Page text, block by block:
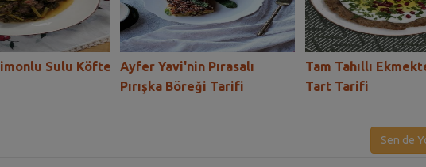
Sulu Köfte
Ayfer Yavi'nin Pırasalı
Pırışka Böreği Tarifi
Tam Tahıllı
Tart Tarifi
Sen de